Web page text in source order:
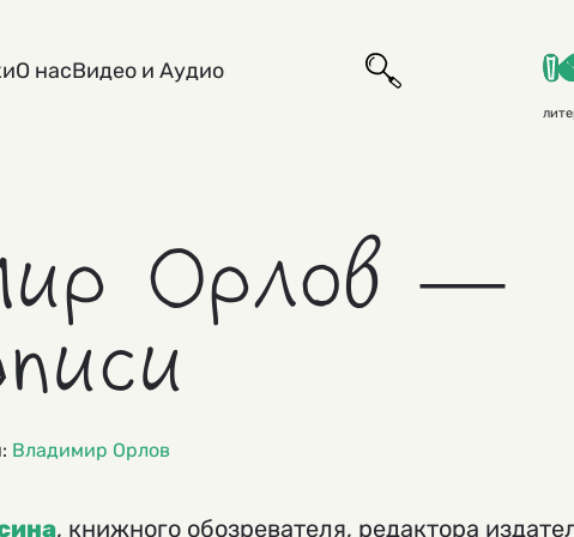
О насВидео и Аудио
Орлов —
Владимир Орлов
, книжного обозревателя, редактора